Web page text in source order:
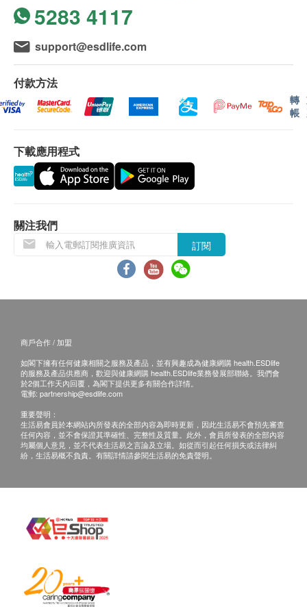
5283 4117
support@esdlife.com
付款方法
轉
帳
下載應用程式
關注我們
訂閱
商戶合作 / 加盟
如閣下擁有任何健康相關之服務及產品，並有興趣成為健康網購 health.ESDlife
的服務及產品供應商，歡迎與健康網購 health.ESDlife業務發展部聯絡。我們會
於2個工作天內回覆，為閣下提供更多有關合作詳情。
電郵: partnership@esdlife.com
重要聲明：
生活易會員於本網站內所發表的全部內容為即時更新，因此生活易不會預先審查
任何內容，並不會保證其準確性、完整性及質量。此外，會員所發表的全部內容
均屬個人意見，並不代表生活易之言論及立場。如從而引起任何損失或法律糾
紛，生活易概不負責。有關詳情請參閱生活易的免責聲明。